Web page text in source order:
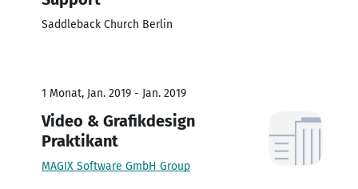
Saddleback Church Berlin
1 Monat, Jan. 2019 - Jan. 2019
Video & Grafikdesign
Praktikant
MAGIX Software GmbH Group